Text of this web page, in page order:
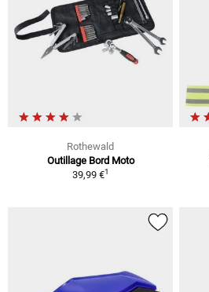
Rothewald
Outillage Bord Moto
39,99 €1